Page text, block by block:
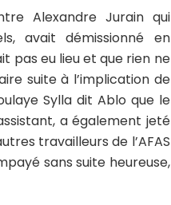
Alexandre Jurain qui
avait démissionné en
pas eu lieu et que rien ne
suite à l’implication de
Sylla dit Ablo que le
a également jeté
travailleurs de l’AFAS
sans suite heureuse,